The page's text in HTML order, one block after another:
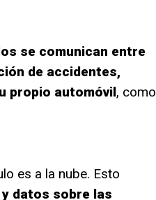
se comunican entre
de accidentes,
propio automóvil, como
es a la nube. Esto
datos sobre las